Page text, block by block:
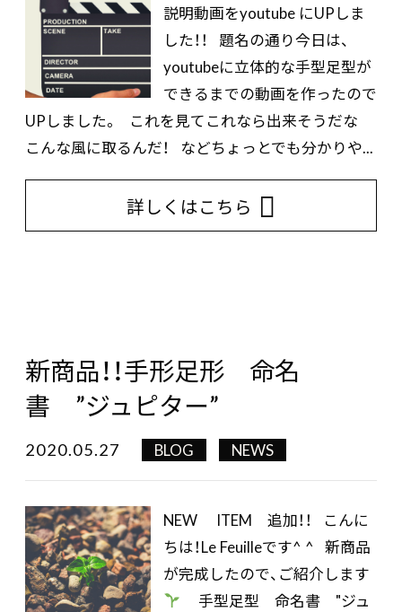
説明動画をyoutube にUPしま
した！！ 題名の通り今日は、
youtubeに立体的な手型足型が
できるまでの動画を作ったので
UPしました。 これを見てこれなら出来そうだな
こんな風に取るんだ！ などちょっとでも分かりや...
詳しくはこちら
新商品！！手形足形 命名
書 ”ジュピター”
2020.05.27 BLOG NEWS
NEW ITEM 追加！！ こんに
ちは！Le Feuilleです^ ^ 新商品
が完成したので、ご紹介します
手型足型 命名書 "ジュ